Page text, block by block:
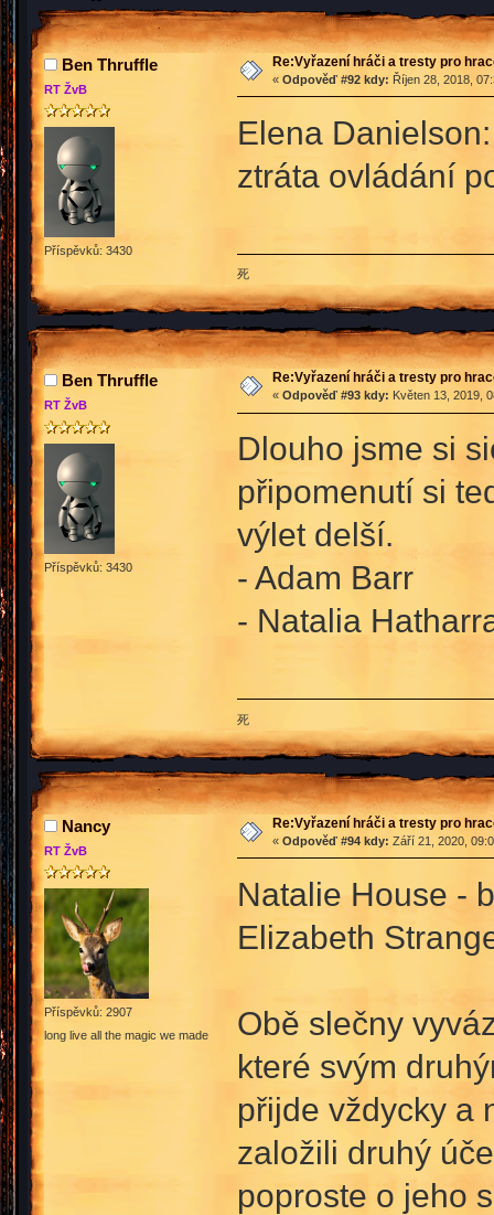
Ben Thruffle
RT ŽvB
Příspěvků: 3430
Re:Vyřazení hráči a tresty pro
« Odpověď #92 kdy: Říjen 28, 2018,
Elena
ztráta ovládání
死
Ben Thruffle
RT ŽvB
Příspěvků: 3430
Re:Vyřazení hráči a tresty pro
« Odpověď #93 kdy: Květen 13, 2019,
Dlouho jsme si
připomenutí si
výlet delší.
- Adam Barr
- Natalia
死
Nancy
RT ŽvB
Příspěvků: 2907
long live all the magic we made
Re:Vyřazení hráči a tresty pro
« Odpověď #94 kdy: Září 21, 2020,
Natalie House -
Elizabeth
Obě slečny
které svým
přijde vždycky a
založili druhý
poproste o jeho